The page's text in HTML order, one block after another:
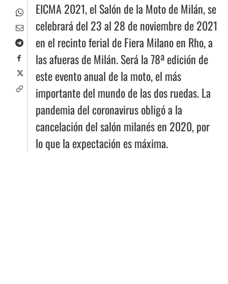
EICMA 2021, el Salón de la Moto de Milán, se
celebrará del 23 al 28 de noviembre de 2021
en el recinto ferial de Fiera Milano en Rho, a
las afueras de Milán. Será la 78ª edición de
este evento anual de la moto, el más
importante del mundo de las dos ruedas. La
pandemia del coronavirus obligó a la
cancelación del salón milanés en 2020, por
lo que la expectación es máxima.